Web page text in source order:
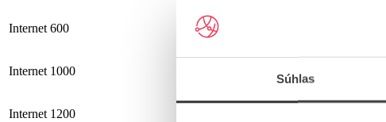
Súhlas
Internet 600 19,90 €
Internet 1000
Internet 1200